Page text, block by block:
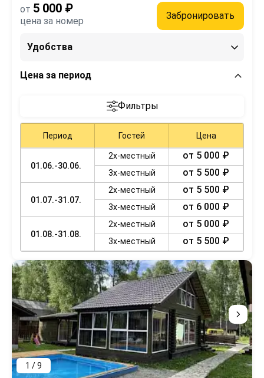
от 5 000 ₽
цена за номер Забронировать
Удобства
Цена за период
Фильтры
Период Гостей Цена
01.06.-30.06.
2х-местный от 5 000 ₽
3х-местный от 5 500 ₽
01.07.-31.07.
2х-местный от 5 500 ₽
3х-местный от 6 000 ₽
01.08.-31.08.
2х-местный от 5 000 ₽
3х-местный от 5 500 ₽
1 / 9